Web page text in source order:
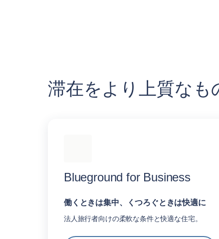
滞在をより上質なも
Blueground for Business
働くときは集中、くつろぐときは快適に
法人旅行者向けの柔軟な条件と快適な住宅。